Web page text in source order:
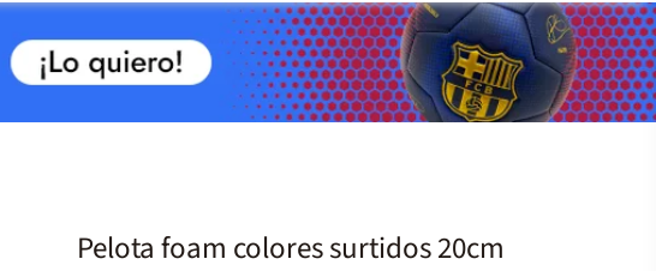
Pelota foam colores surtidos 20cm